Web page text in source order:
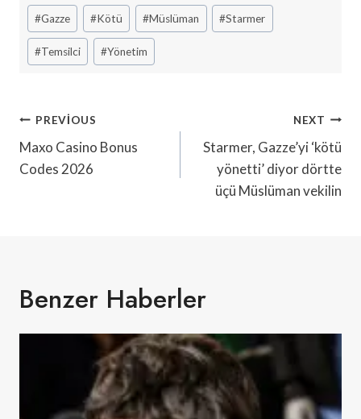
Post
Tags:
#Gazze #Kötü #Müslüman #Starmer
#Temsilci #Yönetim
Yazı
Gezinmesi
PREVIOUS
Maxo Casino Bonus
Codes 2026
NEXT
Starmer, Gazze’yi ‘kötü
yönetti’ diyor dörtte
üçü Müslüman vekilin
Benzer Haberler